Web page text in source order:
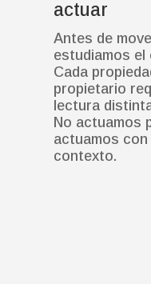
actuar
Antes de
estudiamos el
Cada
propietario
lectura
No actuamos
actuamos
contexto.